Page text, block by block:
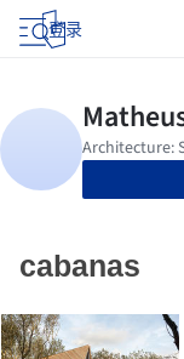
登录
cabanas